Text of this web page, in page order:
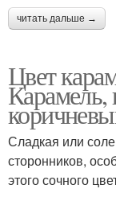
читать дальше →
Цвет
Карамель,
Сладкая или
сторонников,
этого сочного